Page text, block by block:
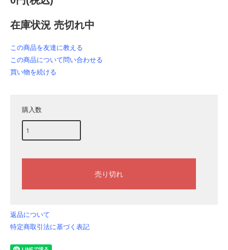
在庫状況 売切れ中
この商品を友達に教える
この商品について問い合わせる
買い物を続ける
購入数
返品について
特定商取引法に基づく表記